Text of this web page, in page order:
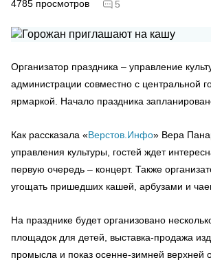
4785 просмотров 5
Организатор праздника – управление
администрации совместно с центральной
ярмаркой. Начало праздника
Как рассказала «Верстов.Инфо» Вера
управления культуры, гостей ждет
первую очередь – концерт. Также
угощать пришедших кашей, арбузами и
На празднике будет организовано
площадок для детей, выставка-продажа
промысла и показ осенне-зимней верхней